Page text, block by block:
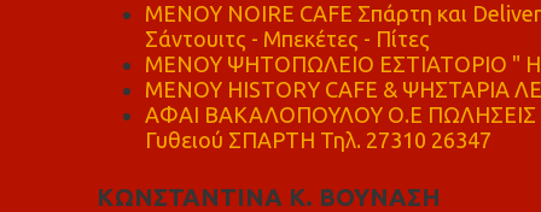
MENOY NOIRE CAFE Σπάρτη και
Σάντουιτς - Μπεκέτες - Πίτες
ΜΕΝΟΥ ΨΗΤΟΠΩΛΕΙΟ ΕΣΤΙΑΤΟΡΙΟ "
ΜΕΝΟΥ HISTORY CAFE & ΨΗΣΤΑΡΙΑ
ΑΦΑΙ ΒΑΚΑΛΟΠΟΥΛΟΥ Ο.Ε ΠΩΛΗΣΕΙΣ
Γυθειού ΣΠΑΡΤΗ Τηλ. 27310 26347
ΚΩΝΣΤΑΝΤΙΝΑ Κ. ΒΟΥΝΑΣΗ